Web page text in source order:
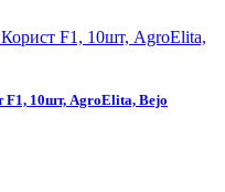
F1, 10шт, AgroElita, Bejo